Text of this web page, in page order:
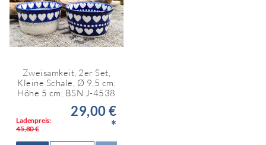
Zweisamkeit, 2er Set,
Kleine Schale, Ø 9,5 cm,
Höhe 5 cm, BSN J-4538
Ladenpreis:
45,80 €
29,00 €
*